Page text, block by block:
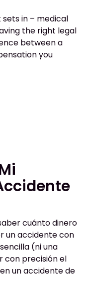
in – medical
the right legal
between a
you
cuánto dinero
un accidente con
(ni una
con precisión el
un accidente de